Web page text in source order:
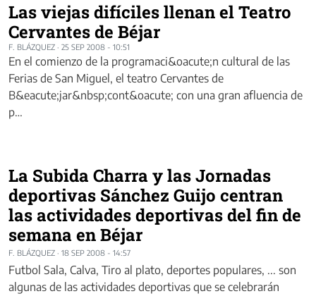
Las viejas difíciles llenan el Teatro
Cervantes de Béjar
F. BLÁZQUEZ · 25 SEP 2008 - 10:51
En el comienzo de la programaci&oacute;n cultural de las
Ferias de San Miguel, el teatro Cervantes de
B&eacute;jar&nbsp;cont&oacute; con una gran afluencia de
p…
La Subida Charra y las Jornadas
deportivas Sánchez Guijo centran
las actividades deportivas del fin de
semana en Béjar
F. BLÁZQUEZ · 18 SEP 2008 - 14:57
Futbol Sala, Calva, Tiro al plato, deportes populares, ... son
algunas de las actividades deportivas que se celebrarán